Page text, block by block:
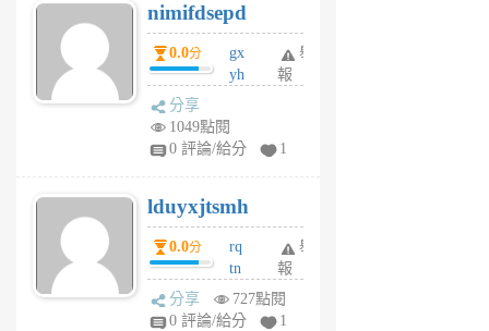
U
5
個
月
nimifdsepd
0.0分
gx
yh
jl
月
前
舉
報
分享
1049點閱
0 評論/給分
1
lduyxjtsmh
0.0分
rq
tn
jt
gl
舉
報
分享
727點閱
0 評論/給分
1